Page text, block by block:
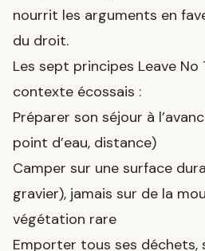
nourrit les arguments en
du droit.
Les sept principes Leave No
contexte écossais :
Préparer son séjour à
point d’eau, distance)
Camper sur une surface
gravier), jamais sur de la
végétation rare
Emporter tous ses déchets,